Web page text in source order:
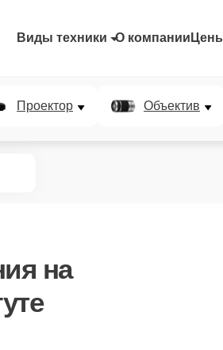
Виды техники О компании
Проектор Объектив
на